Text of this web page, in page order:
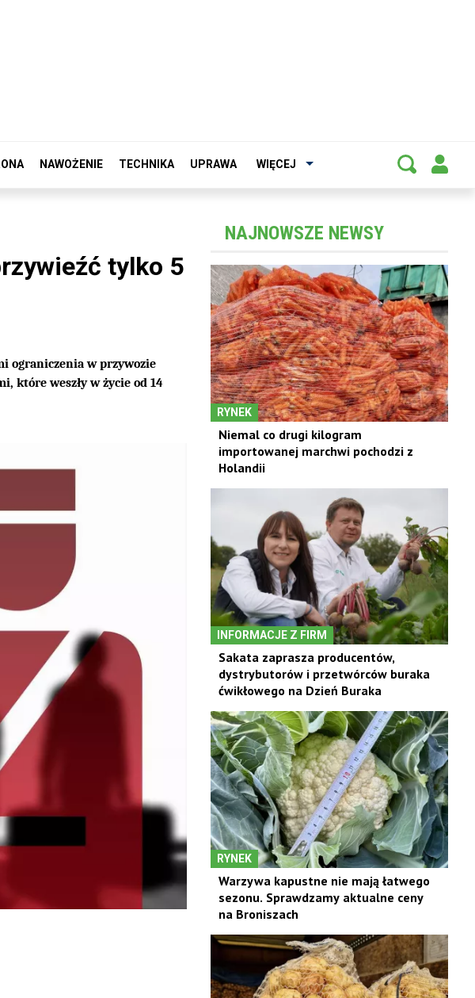
NAWOŻENIE TECHNIKA UPRAWA WIĘCEJ
tylko 5
ograniczenia w przywozie
które weszły w życie od 14
NAJNOWSZE NEWSY
RYNEK
Niemal co drugi kilogram
importowanej marchwi pochodzi z
Holandii
INFORMACJE Z FIRM
Sakata zaprasza producentów,
dystrybutorów i przetwórców buraka
ćwikłowego na Dzień Buraka
RYNEK
Warzywa kapustne nie mają łatwego
sezonu. Sprawdzamy aktualne ceny
na Broniszach